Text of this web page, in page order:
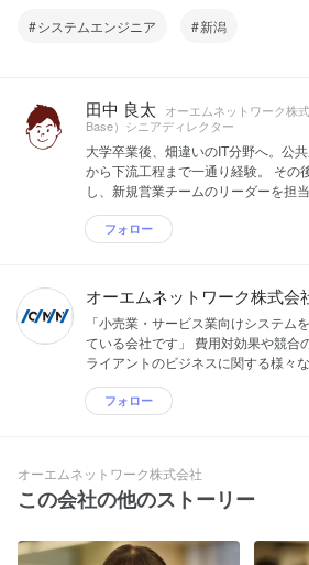
システムエンジニア 新潟
田中 良太
オーエムネットワーク株
Base）シニアディレクター
大学卒業後、畑違いのIT分野へ。公
から下流工程まで一通り経験。 その
し、新規営業チームのリーダーを担
フォロー
オーエムネットワーク株式会
「小売業・サービス業向けシステム
ている会社です」 費用対効果や競合
ライアントのビジネスに関する様々
フォロー
オーエムネットワーク株式会社
この会社の他のストーリー